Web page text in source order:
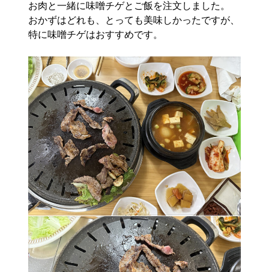
お肉と一緒に味噌チゲとご飯を注文しました。
おかずはどれも、とっても美味しかったですが、
特に味噌チゲはおすすめです。